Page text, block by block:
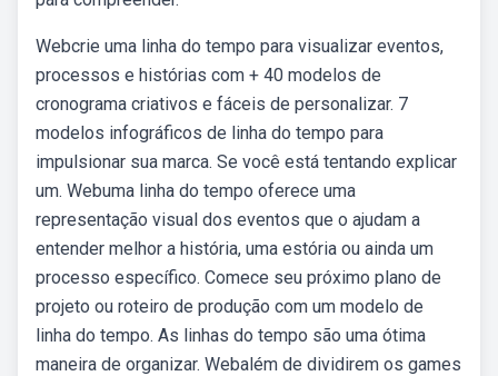
Webcrie uma linha do tempo para visualizar eventos,
processos e histórias com + 40 modelos de
cronograma criativos e fáceis de personalizar. 7
modelos infográficos de linha do tempo para
impulsionar sua marca. Se você está tentando explicar
um. Webuma linha do tempo oferece uma
representação visual dos eventos que o ajudam a
entender melhor a história, uma estória ou ainda um
processo específico. Comece seu próximo plano de
projeto ou roteiro de produção com um modelo de
linha do tempo. As linhas do tempo são uma ótima
maneira de organizar. Webalém de dividirem os games